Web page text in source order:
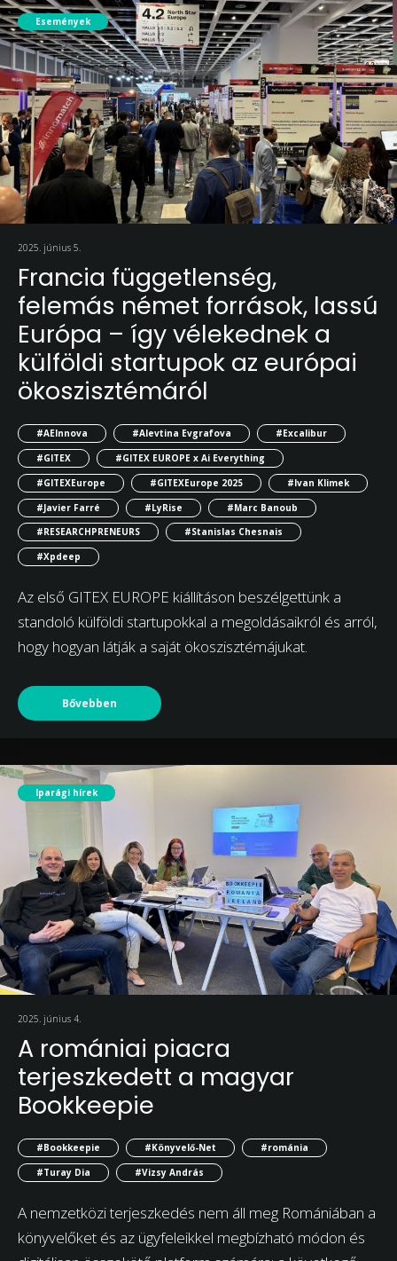
Események
2025. június 5.
Francia függetlenség,
felemás német források, lassú
Európa – így vélekednek a
külföldi startupok az európai
ökoszisztémáról
#AEInnova #Alevtina Evgrafova
#Excalibur
#GITEX
#GITEX EUROPE x Ai Everything
#GITEXEurope
#GITEXEurope 2025
#Ivan Klimek
#Javier Farré
#LyRise
#Marc Banoub
#RESEARCHPRENEURS
#Stanislas Chesnais
#Xpdeep
Az első GITEX EUROPE kiállításon beszélgettünk a
standoló külföldi startupokkal a megoldásaikról és arról,
hogy hogyan látják a saját ökoszisztémájukat.
Bővebben
Iparági hírek
2025. június 4.
A romániai piacra
terjeszkedett a magyar
Bookkeepie
#Bookkeepie #Könyvelő-Net
#románia
#Turay Dia
#Vizsy András
A nemzetközi terjeszkedés nem áll meg Romániában a
könyvelőket és az ügyfeleikkel megbízható módon és